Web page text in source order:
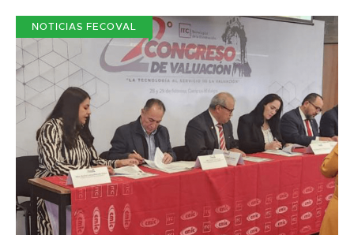
NOTICIAS FECOVAL